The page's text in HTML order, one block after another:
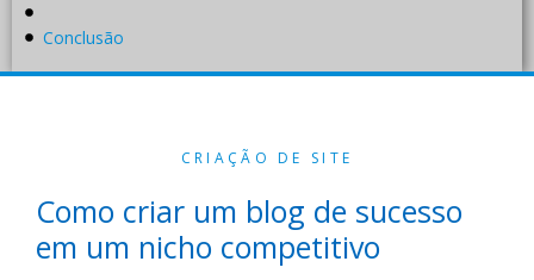
Conclusão
CRIAÇÃO DE SITE
Como criar um blog de sucesso
em um nicho competitivo